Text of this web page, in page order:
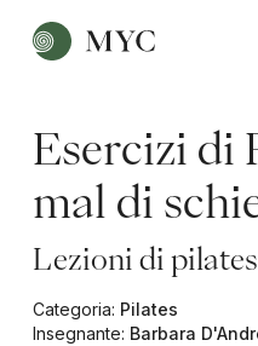
Esercizi di
mal di
Lezioni di
Categoria: Pilates
Insegnante: Barbara